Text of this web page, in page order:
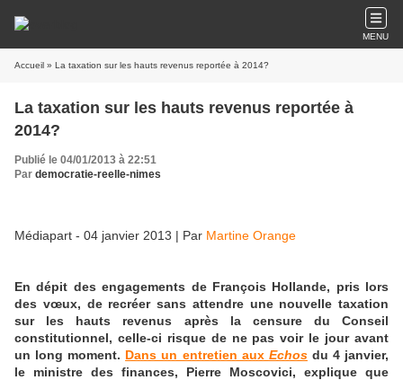
MENU
Accueil » La taxation sur les hauts revenus reportée à 2014?
La taxation sur les hauts revenus reportée à
2014?
Publié le 04/01/2013 à 22:51
Par democratie-reelle-nimes
Médiapart - 04 janvier 2013 | Par Martine Orange
En dépit des engagements de François Hollande, pris lors
des vœux, de recréer sans attendre une nouvelle taxation
sur les hauts revenus après la censure du Conseil
constitutionnel, celle-ci risque de ne pas voir le jour avant
un long moment. Dans un entretien aux Echosdu 4 janvier,
le ministre des finances, Pierre Moscovici, explique que